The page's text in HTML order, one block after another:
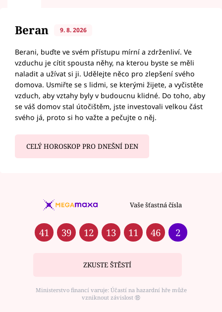
Beran 9. 8. 2026
Berani, buďte ve svém přístupu mírní a zdrženliví. Ve
vzduchu je cítit spousta něhy, na kterou byste se měli
naladit a užívat si ji. Udělejte něco pro zlepšení svého
domova. Usmiřte se s lidmi, se kterými žijete, a vyčistěte
vzduch, aby vztahy byly v budoucnu klidné. Do toho, aby
se váš domov stal útočištěm, jste investovali velkou část
svého já, proto si ho važte a pečujte o něj.
CELÝ HOROSKOP PRO DNEŠNÍ DEN
Vaše šťastná čísla
41 39 12 13 11 46 2
ZKUSTE ŠTĚSTÍ
Ministerstvo financí varuje: Účastí na hazardní hře může
vzniknout závislost ⑱